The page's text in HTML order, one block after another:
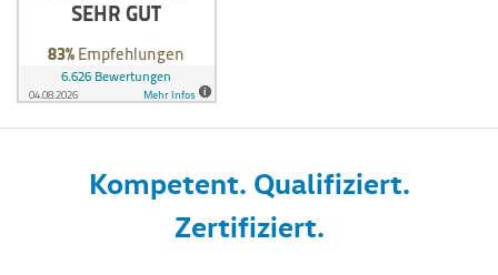
Kompetent. Qualifiziert.
Zertifiziert.